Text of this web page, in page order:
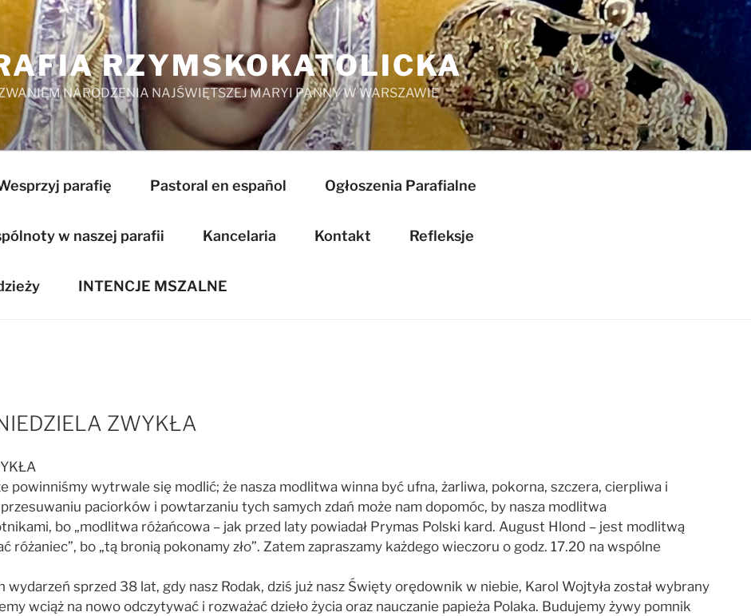
RZYMSKOKATOLICKA
NARODZENIA NAJŚWIĘTSZEJ MARYI PANNY W WARSZAWIE
parafię Pastoral en español Ogłoszenia Parafialne
w naszej parafii Kancelaria Kontakt Refleksje
INTENCJE MSZALNE
ZWYKŁA
powinniśmy wytrwale się modlić; że nasza modlitwa winna być ufna, żarliwa, pokorna, szczera, cierpliwa i
paciorków i powtarzaniu tych samych zdań może nam dopomóc, by nasza modlitwa
bo „modlitwa różańcowa – jak przed laty powiadał Prymas Polski kard. August Hlond – jest modlitwą
różaniec”, bo „tą bronią pokonamy zło”. Zatem zapraszamy każdego wieczoru o godz. 17.20 na wspólne
sprzed 38 lat, gdy nasz Rodak, dziś już nasz Święty orędownik w niebie, Karol Wojtyła został wybrany
wciąż na nowo odczytywać i rozważać dzieło życia oraz nauczanie papieża Polaka. Budujemy żywy pomnik